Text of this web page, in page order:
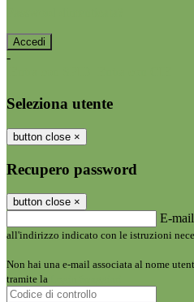
-
Seleziona utente
button close ×
Recupero password
button close ×
E-mail
all'indirizzo indicato con le istruzioni
Non hai una e-mail associata al nome
tramite la